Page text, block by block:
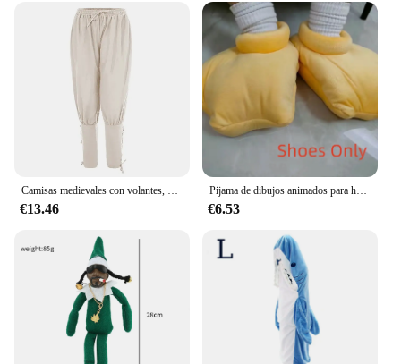
€13.46
Pijama de dibujos animados para hombre y mujer, camisón de Anime, manta de dormir, saco de dormir y zapatos de talla grande, Cosplay divertido de Gintama Elizabeth
€6.53